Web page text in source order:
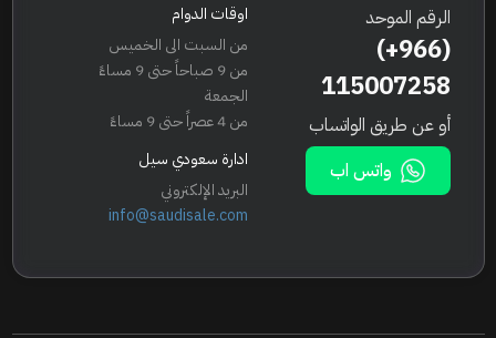
الرقم الموحد
(+966)
115007258
أو عن طريق الواتساب
واتس اب
اوقات الدوام
من السبت الى الخميس
من 9 صباحاً حتى 9 مساءً
الجمعة
من 4 عصراً حتى 9 مساءً
ادارة سعودي سيل
البريد الإلكتروني
info@saudisale.com